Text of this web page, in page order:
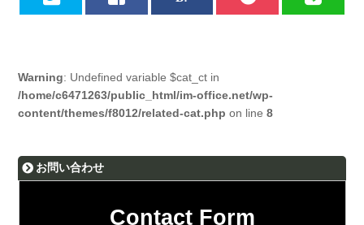
Warning: Undefined variable $cat_ct in
/home/c6471263/public_html/im-office.net/wp-
content/themes/f8012/related-cat.php on line8
お問い合わせ
Contact Form